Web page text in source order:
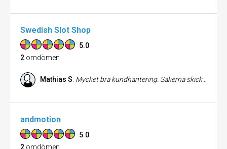
Swedish Slot Shop
5.0
2 omdömen
Mathias S: Mycket bra kundhantering. Sakerna skickas omgående, och om något blir fel så är det löst på nolltid. T.om. på julafton. Kan bara rekomendera som den bästa bilbanebutiken i Sverige
andmotion
5.0
2 omdömen